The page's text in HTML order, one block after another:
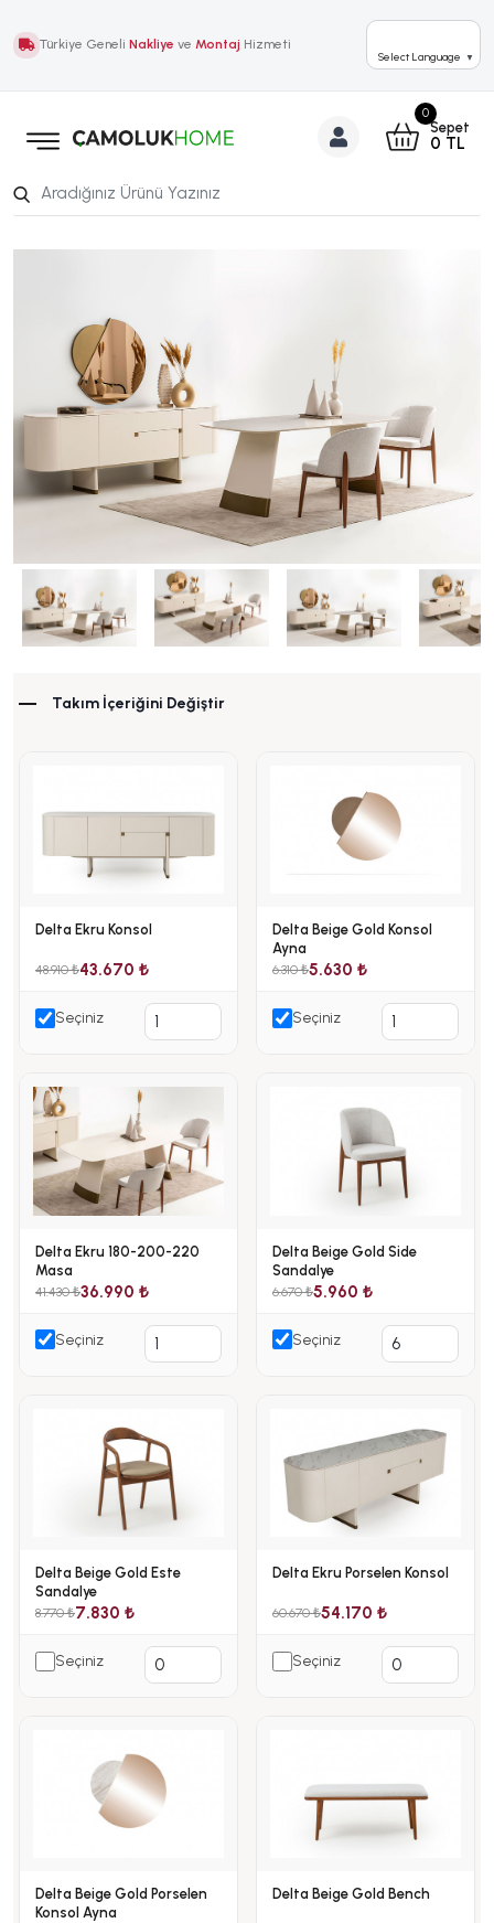
Türkiye Geneli Nakliye ve Montaj Hizmeti
Select Language ▼
0
Sepet
0 TL
Takım İçeriğini Değiştir
Delta Ekru Konsol
48.910 ₺43.670 ₺
Seçiniz
Delta Beige Gold Konsol
Ayna
6.310 ₺5.630 ₺
Seçiniz
Delta Ekru 180-200-220
Masa
41.430 ₺36.990 ₺
Seçiniz
Delta Beige Gold Side
Sandalye
6.670 ₺5.960 ₺
Seçiniz
Delta Beige Gold Este
Sandalye
8.770 ₺7.830 ₺
Seçiniz
Delta Ekru Porselen Konsol
60.670 ₺54.170 ₺
Seçiniz
Delta Beige Gold Porselen
Konsol Ayna
Delta Beige Gold Bench